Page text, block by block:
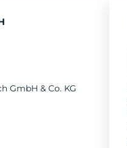
GmbH & Co. KG